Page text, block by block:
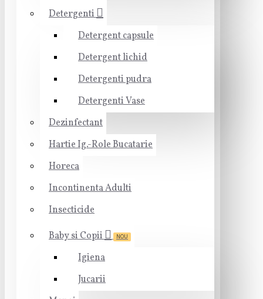
Detergenti
Detergent capsule
Detergent lichid
Detergenti pudra
Detergenti Vase
Dezinfectant
Hartie Ig.-Role Bucatarie
Horeca
Incontinenta Adulti
Insecticide
Baby si Copii
NOU
Igiena
Jucarii